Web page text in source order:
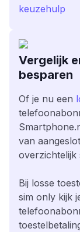
keuzehulp
Vergelijk
besparen
Of je nu een
van
overzichtelijk
Bij losse
sim only kijk